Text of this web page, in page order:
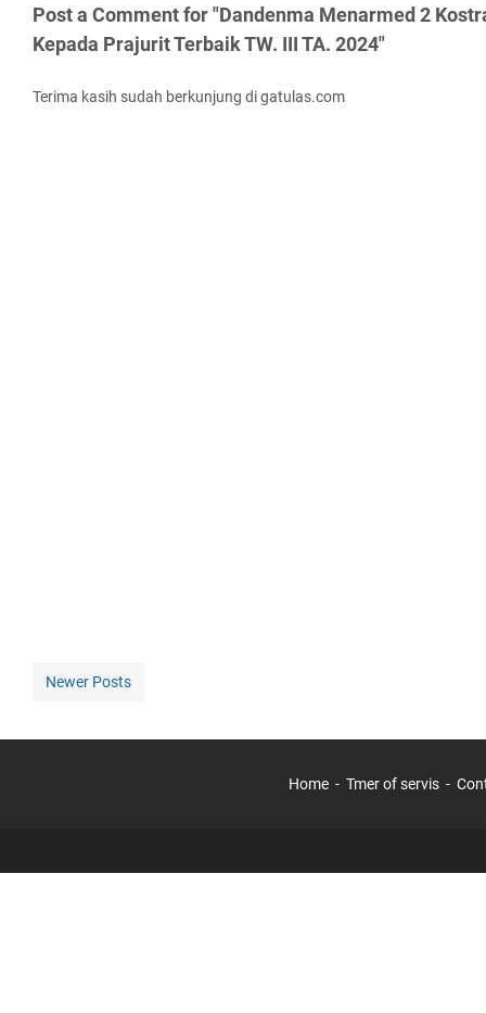
Post a Comment for "Dandenma Menarmed 2
Kepada Prajurit Terbaik TW. III TA. 2024"
Terima kasih sudah berkunjung di gatulas.com
Newer Posts
Home Tmer of servis